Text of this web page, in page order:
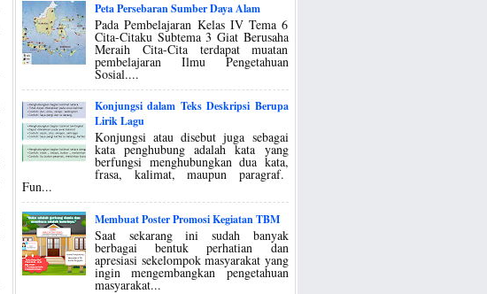
Peta Persebaran Sumber Daya Alam
Pada Pembelajaran Kelas IV Tema 6
Cita-Citaku Subtema 3 Giat Berusaha
Meraih Cita-Cita terdapat muatan
pembelajaran Ilmu Pengetahuan
Sosial....
Konjungsi dalam Teks Deskripsi Berupa
Lirik Lagu
Konjungsi atau disebut juga sebagai
kata penghubung adalah kata yang
berfungsi menghubungkan dua kata,
frasa, kalimat, maupun paragraf.
Fun...
Membuat Poster Promosi Kegiatan TBM
Saat sekarang ini sudah banyak
berbagai bentuk perhatian dan
apresiasi sekelompok masyarakat yang
ingin mengembangkan pengetahuan
masyarakat...